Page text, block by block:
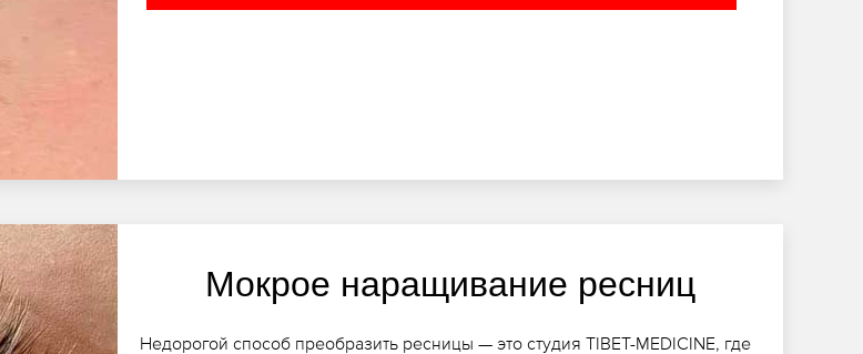
Мокрое наращивание ресниц
Недорогой способ преобразить ресницы — это студия TIBET-MEDICINE, где